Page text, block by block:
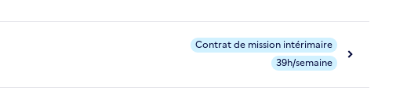
Contrat de mission intérimaire
39h/semaine